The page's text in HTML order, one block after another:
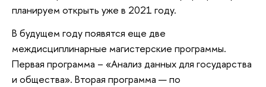
планируем открыть уже в 2021 году.
В будущем году появятся еще две
междисциплинарные магистерские программы.
Первая программа – «Анализ данных для государства
и общества». Вторая программа — по